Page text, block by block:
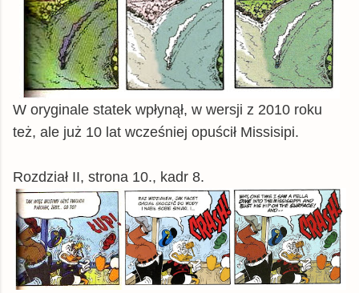
W oryginale statek wpłynął, w wersji z 2010 roku
też, ale już 10 lat wcześniej opuścił Missisipi.
Rozdział II, strona 10., kadr 8.